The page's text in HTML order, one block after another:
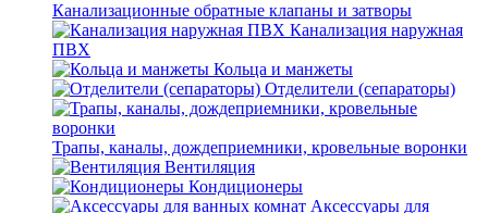
Канализационные обратные клапаны и затворы
Канализация наружная
ПВХ
Кольца и манжеты
Отделители (сепараторы)
Трапы, каналы, дождеприемники, кровельные воронки
Вентиляция
Кондиционеры
Аксессуары для